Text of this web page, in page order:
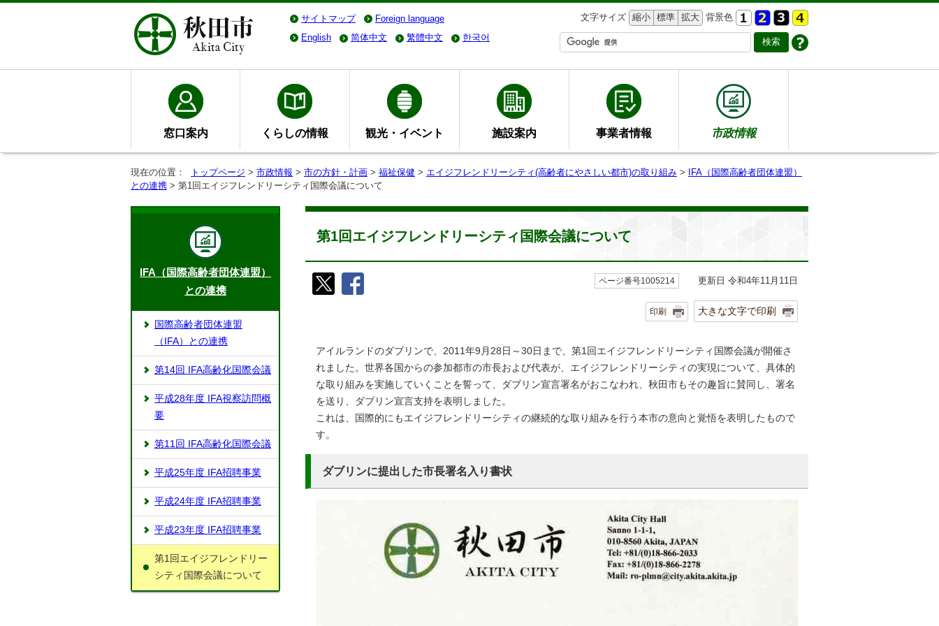
サイトマップ Foreign language 文字サイズ 縮小 標準 拡大 背景色
English
简体中文 繁體中文 한국어
窓口案内 くらしの情報 観光・イベント 施設案内 事業者情報 市政情報
現在の位置： トップページ > 市政情報 > 市の方針・計画 > 福祉保健 > エイジフレンドリーシティ(高齢者にやさしい都市)の取り組み >
IFA（国際高齢者団体連盟）
との連携 > 第1回エイジフレンドリーシティ国際会議について
第1回エイジフレンドリーシティ国際会議について
ページ番号1005214 更新日 令和4年11月11日
印刷 大きな文字で印刷
アイルランドのダブリンで、2011年9月28日～30日まで、第1回エイジフレンドリーシティ国際会議が開催さ
れました。世界各国からの参加都市の市長および代表が、エイジフレンドリーシティの実現について、具体的
な取り組みを実施していくことを誓って、ダブリン宣言署名がおこなわれ、秋田市もその趣旨に賛同し、署名
を送り、ダブリン宣言支持を表明しました。
これは、国際的にもエイジフレンドリーシティの継続的な取り組みを行う本市の意向と覚悟を表明したもので
す。
ダブリンに提出した市長署名入り書状
IFA（国際高齢者団体連盟）
との連携
国際高齢者団体連盟
（IFA）との連携
第14回 IFA高齢化国際会議
平成28年度 IFA視察訪問概
要
第11回 IFA高齢化国際会議
平成25年度 IFA招聘事業
平成24年度 IFA招聘事業
平成23年度 IFA招聘事業
第1回エイジフレンドリー
シティ国際会議について